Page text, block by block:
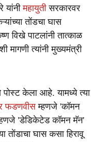
यांनीमहायुतीसरकारवर
तोंडचा घास
विखे पाटलांनी तात्काळ
मागणी त्यांनी मुख्यमंत्री
पोस्ट केला आहे. यामध्ये त्या
फडणवीसम्हणजे 'कॉमन
'डेडिकेटेड कॉमन मॅन'
तोंडाचा घास कसा हिरावू